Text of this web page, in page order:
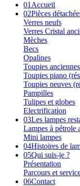
01 Accueil
02Pièces
Verres neufs
Verres Cristal
Mèches
Becs
Opalines
Toupies
Toupies piano
Toupies neuves
Pampilles
Tulipes et globes
Electrification
03Les lampes
Lampes à pétrole
Mini lampes
04Histoires de
05Qui suis-je ?
Présentation
Parcours et
06Contact